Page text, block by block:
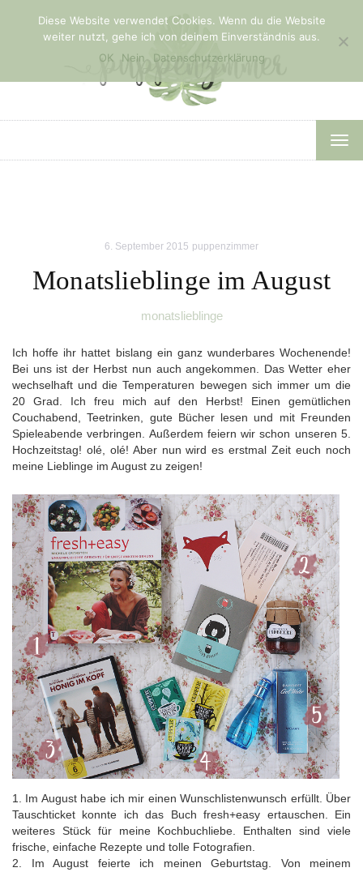
6. September 2015 puppenzimmer
Monatslieblinge im August
monatslieblinge
Ich hoffe ihr hattet bislang ein ganz wunderbares Wochenende!
Bei uns ist der Herbst nun auch angekommen. Das Wetter eher
wechselhaft und die Temperaturen bewegen sich immer um die
20 Grad. Ich freu mich auf den Herbst! Einen gemütlichen
Couchabend, Teetrinken, gute Bücher lesen und mit Freunden
Spieleabende verbringen. Außerdem feiern wir schon unseren 5.
Hochzeitstag! olé, olé! Aber nun wird es erstmal Zeit euch noch
meine Lieblinge im August zu zeigen!
1. Im August habe ich mir einen Wunschlistenwunsch erfüllt. Über
Tauschticket konnte ich das Buch fresh+easy ertauschen. Ein
weiteres Stück für meine Kochbuchliebe. Enthalten sind viele
frische, einfache Rezepte und tolle Fotografien.
2. Im August feierte ich meinen Geburtstag. Von meinem
Diese Website verwendet Cookies. Wenn du die Website
weiter nutzt, gehe ich von deinem Einverständnis aus.
OK
Nein Datenschutzerklärung